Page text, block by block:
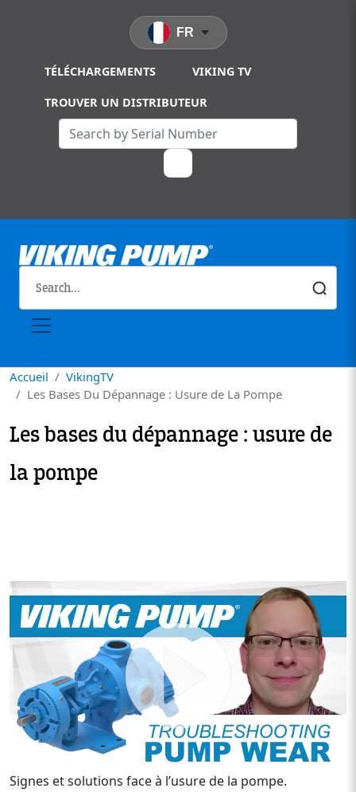
TÉLÉCHARGEMENTS VIKING TV
TROUVER UN DISTRIBUTEUR
FR
Accueil
VikingTV
Les Bases Du Dépannage : Usure de La Pompe
Les bases du dépannage : usure de
la pompe
Signes et solutions face à l’usure de la pompe.